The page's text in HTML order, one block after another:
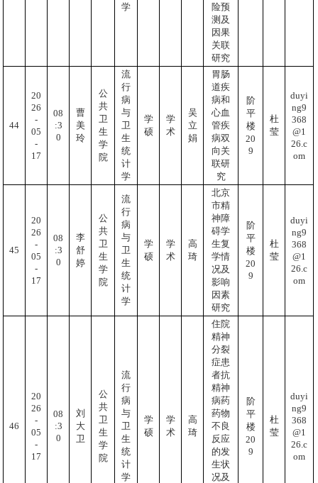
学
险预
测及
因果
关联
研究
44
20
26
-
05
-
17
08
:3
0
曹
美
玲
公
共
卫
生
学
院
流
行
病
与
卫
生
统
计
学
学
硕
学
术
吴
立
娟
胃肠
道疾
病和
心血
管疾
病双
向关
联研
究
阶
平
楼
20
9
杜
莹
duyi
ng9
368
@1
26.c
om
45
20
26
-
05
-
17
08
:3
0
李
舒
婷
公
共
卫
生
学
院
流
行
病
与
卫
生
统
计
学
学
硕
学
术
高
琦
北京
市精
神障
碍学
生复
学情
况及
影响
因素
研究
阶
平
楼
20
9
杜
莹
duyi
ng9
368
@1
26.c
om
46
20
26
-
05
-
17
08
:3
0
刘
大
卫
公
共
卫
生
学
院
流
行
病
与
卫
生
统
计
学
学
硕
学
术
高
琦
住院
精神
分裂
症患
者抗
精神
病药
药物
不良
反应
的发
生状
况及
阶
平
楼
20
9
杜
莹
duyi
ng9
368
@1
26.c
om